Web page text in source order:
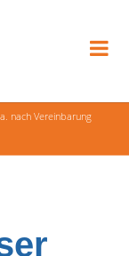
nach Vereinbarung